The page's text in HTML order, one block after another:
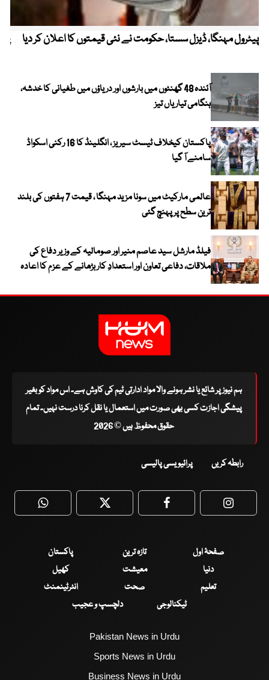
پیٹرول مہنگا، ڈیزل سستا، حکومت نے نئی قیمتوں کا اعلان کر دیا
آئندہ 48 گھنٹوں میں بارشوں اور دریاؤں میں طغیانی کا خدشہ،
ہنگامی تیاریاں تیز
پاکستان کیخلاف ٹیسٹ سیریز ، انگلینڈ کا 16 رکنی اسکواڈ
سامنے آ گیا
عالمی مارکیٹ میں سونا مزید مہنگا ، قیمت 7 ہفتوں کی بلند
ترین سطح پر پہنچ گئی
فیلڈ مارشل سید عاصم منیر اور صومالیہ کے وزیر دفاع کی
ملاقات، دفاعی تعاون اور استعدادِ کار بڑھانے کے عزم کا اعادہ
ہم نیوز پر شائع یا نشر ہونے والا مواد ادارتی ٹیم کی کاوش ہے۔ اس مواد کو بغیر
پیشگی اجازت کسی بھی صورت میں استعمال یا نقل کرنا درست نہیں۔ تمام
حقوق محفوظ ہیں © 2026
رابطہ کریں پرائیویسی پالیسی
WhatsApp Twitter Facebook
صفحۂ اول تازہ ترین
پاکستان
دنیا
معیشت
کھیل
تعلیم
صحت
انٹرٹینمنٹ
ٹیکنالوجی
دلچسپ و عجیب
Pakistan News in Urdu
Sports News in Urdu
Business News in Urdu